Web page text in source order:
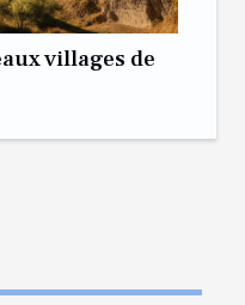
villages de